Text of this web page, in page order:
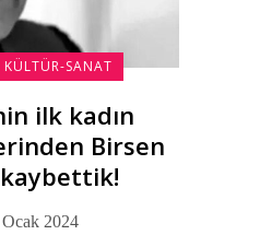
KÜLTÜR-SANAT
ilk kadın
Birsen
kaybettik!
2024